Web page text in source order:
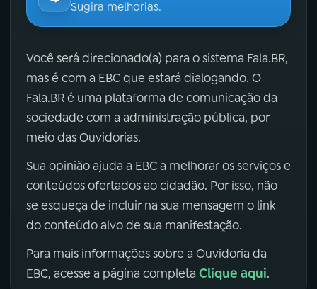
Sugira melhorias.
Você será direcionado(a) para o sistema Fala.BR,
mas é com a EBC que estará dialogando. O
Fala.BR é uma plataforma de comunicação da
sociedade com a administração pública, por
meio das Ouvidorias.
Sua opinião ajuda a EBC a melhorar os serviços e
conteúdos ofertados ao cidadão. Por isso, não
se esqueça de incluir na sua mensagem o link
do conteúdo alvo de sua manifestação.
Para mais informações sobre a Ouvidoria da
EBC, acesse a página completa Clique aqui.